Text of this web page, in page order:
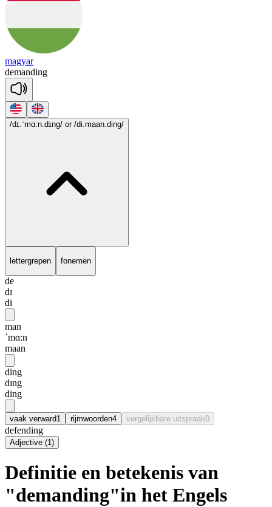
magyar
demanding
/dɪ.ˈmɑ:n.dɪng/ or /di.maan.ding/
lettergrepen fonemen
de
dɪ
di
man
ˈmɑ:n
maan
ding
dɪng
ding
vaak verward1 rijmwoorden4 vergelijkbare uitspraak0
defending
Adjective (1)
Definitie en betekenis van
"demanding"in het Engels